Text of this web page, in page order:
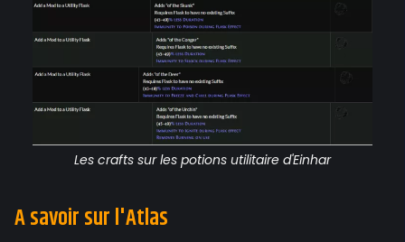
Les crafts sur les potions utilitaire d'Einhar
A savoir sur l'Atlas